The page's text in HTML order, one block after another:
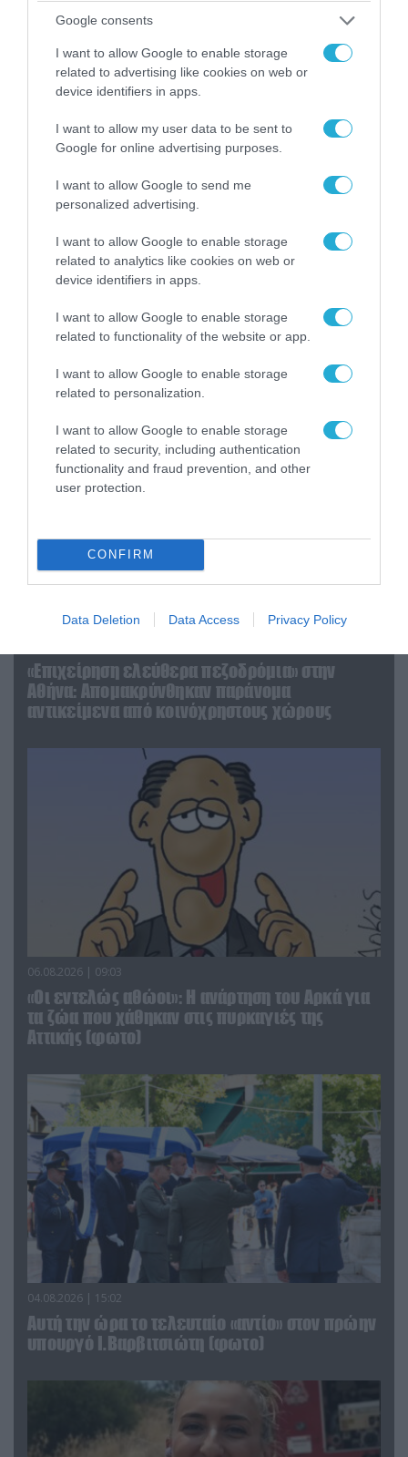
Google consents
I want to allow Google to enable storage
related to advertising like cookies on web or
device identifiers in apps.
I want to allow my user data to be sent to
Google for online advertising purposes.
I want to allow Google to send me
personalized advertising.
I want to allow Google to enable storage
related to analytics like cookies on web or
device identifiers in apps.
I want to allow Google to enable storage
related to functionality of the website or app.
I want to allow Google to enable storage
related to personalization.
I want to allow Google to enable storage
related to security, including authentication
functionality and fraud prevention, and other
user protection.
CONFIRM
Data Deletion Data Access Privacy Policy
06.08.2026 | 09:02
ΗΠΑ: Nέα στοιχεία για το περιστατικό με το
προεδρικό ελικόπτερο Marine One – Βρέθηκε
δίπλα σε επιβατικό αεροσκάφος
ΠΟΛΙΤΙΚΗ
«Επιχείρηση ελεύθερα πεζοδρόμια» στην
Αθήνα: Απομακρύνθηκαν παράνομα
αντικείμενα από κοινόχρηστους χώρους
06.08.2026 | 09:03
«Οι εντελώς αθώοι»: Η ανάρτηση του Αρκά για
τα ζώα που χάθηκαν στις πυρκαγιές της
Αττικής (φωτο)
04.08.2026 | 15:02
Αυτή την ώρα το τελευταίο «αντίο» στον πρώην
υπουργό Ι.Βαρβιτσιώτη (φωτο)